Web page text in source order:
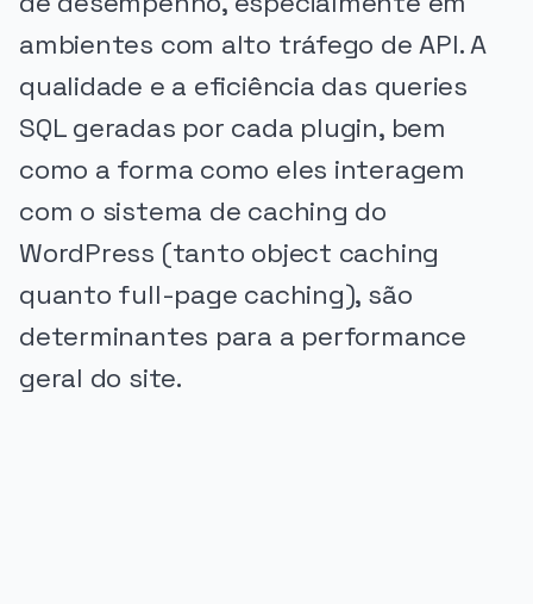
ambientes com alto tráfego de API. A
qualidade e a eficiência das queries
SQL geradas por cada plugin, bem
como a forma como eles interagem
com o sistema de caching do
WordPress (tanto object caching
quanto full-page caching), são
determinantes para a performance
geral do site.